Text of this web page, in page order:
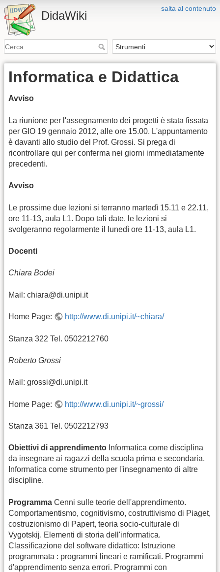
salta al contenuto
DidaWiki
Informatica e Didattica
Avviso
La riunione per l'assegnamento dei progetti è stata fissata
per GIO 19 gennaio 2012, alle ore 15.00. L'appuntamento
è davanti allo studio del Prof. Grossi. Si prega di
ricontrollare qui per conferma nei giorni immediatamente
precedenti.
Avviso
Le prossime due lezioni si terranno martedì 15.11 e 22.11,
ore 11-13, aula L1. Dopo tali date, le lezioni si
svolgeranno regolarmente il lunedì ore 11-13, aula L1.
Docenti
Chiara Bodei
Mail: chiara@di.unipi.it
Home Page: http://www.di.unipi.it/~chiara/
Stanza 322 Tel. 0502212760
Roberto Grossi
Mail: grossi@di.unipi.it
Home Page: http://www.di.unipi.it/~grossi/
Stanza 361 Tel. 0502212793
Obiettivi di apprendimento Informatica come disciplina
da insegnare ai ragazzi della scuola prima e secondaria.
Informatica come strumento per l'insegnamento di altre
discipline.
Programma Cenni sulle teorie dell'apprendimento.
Comportamentismo, cognitivismo, costruttivismo di Piaget,
costruzionismo di Papert, teoria socio-culturale di
Vygotskij. Elementi di storia dell'informatica.
Classificazione del software didattico: Istruzione
programmata : programmi lineari e ramificati. Programmi
d'apprendimento senza errori. Programmi con